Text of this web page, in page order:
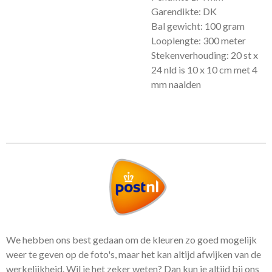
Garendikte: DK
Bal gewicht: 100 gram
Looplengte: 300 meter
Stekenverhouding: 20 st x
24 nld is 10 x 10 cm met 4
mm naalden
We hebben ons best gedaan om de kleuren zo goed mogelijk
weer te geven op de foto's, maar het kan altijd afwijken van de
werkelijkheid. Wil je het zeker weten? Dan kun je altijd bij ons